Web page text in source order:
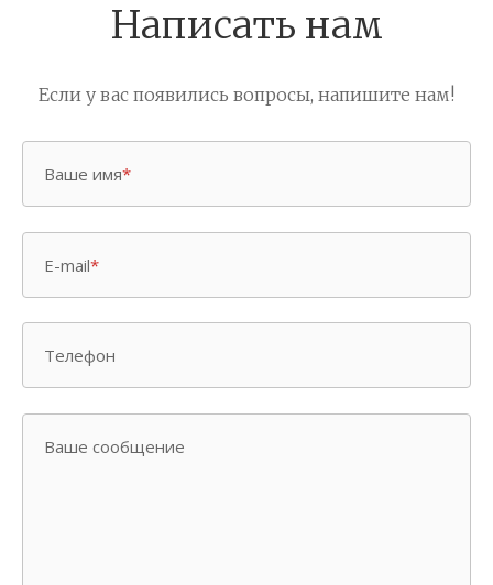
Написать нам
Если у вас появились вопросы, напишите нам!
Ваше имя*
E-mail*
Телефон
Ваше сообщение